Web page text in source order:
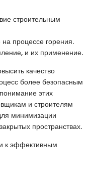
строительным
процессе горения.
и их применение.
качество
более безопасным
этих
и строителям
минимизации
пространствах.
к эффективным